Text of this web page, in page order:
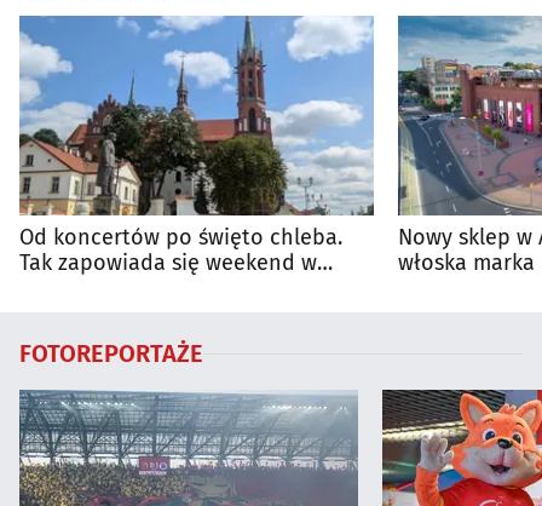
Od koncertów po święto chleba.
Tak zapowiada się weekend w
Nowy sklep w
włoska
FOTOREPORTAŻE